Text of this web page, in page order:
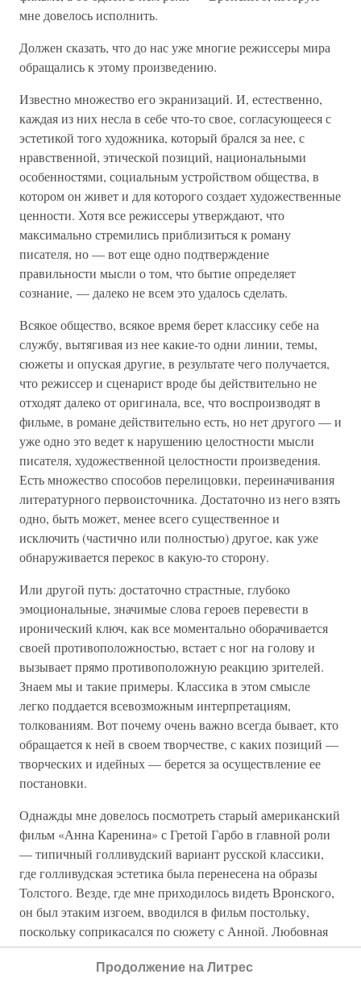
мне довелось исполнить.
Должен сказать, что до нас уже многие режиссеры мира
обращались к этому произведению.
Известно множество его экранизаций. И, естественно,
каждая из них несла в себе что-то свое, согласующееся с
эстетикой того художника, который брался за нее, с
нравственной, этической позиций, национальными
особенностями, социальным устройством общества, в
котором он живет и для которого создает художественные
ценности. Хотя все режиссеры утверждают, что
максимально стремились приблизиться к роману
писателя, но — вот еще одно подтверждение
правильности мысли о том, что бытие определяет
сознание, — далеко не всем это удалось сделать.
Всякое общество, всякое время берет классику себе на
службу, вытягивая из нее какие-то одни линии, темы,
сюжеты и опуская другие, в результате чего получается,
что режиссер и сценарист вроде бы действительно не
отходят далеко от оригинала, все, что воспроизводят в
фильме, в романе действительно есть, но нет другого — и
уже одно это ведет к нарушению целостности мысли
писателя, художественной целостности произведения.
Есть множество способов перелицовки, переиначивания
литературного первоисточника. Достаточно из него взять
одно, быть может, менее всего существенное и
исключить (частично или полностью) другое, как уже
обнаруживается перекос в какую-то сторону.
Или другой путь: достаточно страстные, глубоко
эмоциональные, значимые слова героев перевести в
иронический ключ, как все моментально оборачивается
своей противоположностью, встает с ног на голову и
вызывает прямо противоположную реакцию зрителей.
Знаем мы и такие примеры. Классика в этом смысле
легко поддается всевозможным интерпретациям,
толкованиям. Вот почему очень важно всегда бывает, кто
обращается к ней в своем творчестве, с каких позиций —
творческих и идейных — берется за осуществление ее
постановки.
Однажды мне довелось посмотреть старый американский
фильм «Анна Каренина» с Гретой Гарбо в главной роли
— типичный голливудский вариант русской классики,
где голливудская эстетика была перенесена на образы
Толстого. Везде, где мне приходилось видеть Вронского,
он был этаким изгоем, вводился в фильм постольку,
поскольку соприкасался по сюжету с Анной. Любовная
тема выходила на первый и единственный план, а
Вронский как социальный тип оставался невыявленным.
Продолжение на Литрес